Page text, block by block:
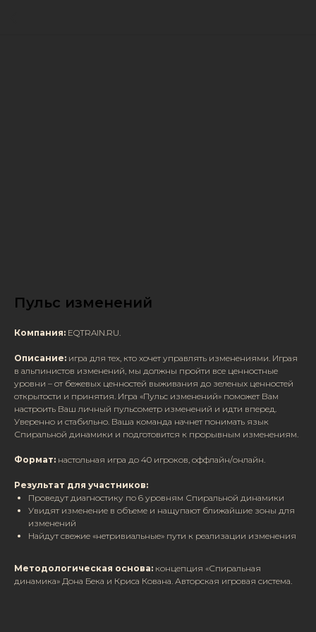
Пульс изменений
Компания: EQTRAIN.RU.
Описание: игра для тех, кто хочет управлять изменениями. Играя
в альпинистов изменений, мы должны пройти все ценностные
уровни – от бежевых ценностей выживания до зеленых ценностей
открытости и принятия. Игра «Пульс изменений» поможет Вам
настроить Ваш личный пульсометр изменений и идти вперед.
Уверенно и стабильно. Ваша команда начнет понимать язык
Спиральной динамики и подготовится к прорывным изменениям.
Формат: настольная игра до 40 игроков, оффлайн/онлайн.
Результат для участников:
Проведут диагностику по 6 уровням Спиральной динамики
Увидят изменение в объеме и нащупают ближайшие зоны для
изменений
Найдут свежие «нетривиальные» пути к реализации изменения
Методологическая основа: концепция «Спиральная
динамика» Дона Бека и Криса Кована. Авторская игровая система.